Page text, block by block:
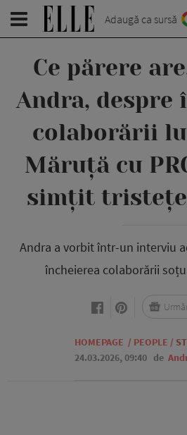
Adaugă ca sursă
Ce părere
Andra, despre
colaborării
Măruță cu
simțit
Andra a vorbit într-un interviu
încheierea colaborării
HOMEPAGE / PEOPLE /
24.03.2026, 09:40 de